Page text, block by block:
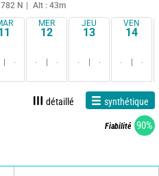
N
Alt : 43m
-
MER
12
- -
JEU
13
- -
VEN
14
- -
détaillé synthétique
Fiabilité 90%